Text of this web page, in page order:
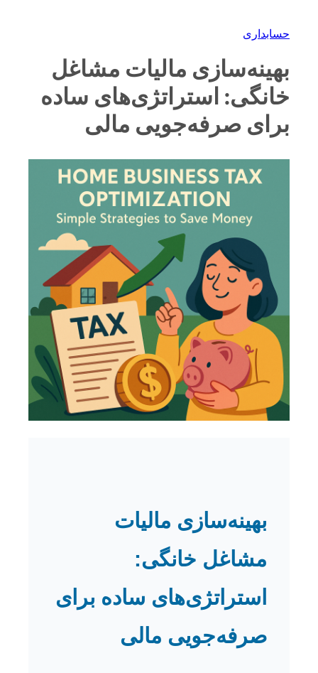
حسابداری
بهینه‌سازی مالیات مشاغل
خانگی: استراتژی‌های ساده
برای صرفه‌جویی مالی
بهینه‌سازی مالیات
مشاغل خانگی:
استراتژی‌های ساده برای
صرفه‌جویی مالی